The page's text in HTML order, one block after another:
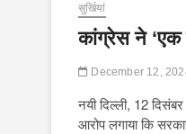
सुर्खियां
कांग्रेस ने ‘एक
December 12,
नयी दिल्ली, 12
आरोप लगाया कि